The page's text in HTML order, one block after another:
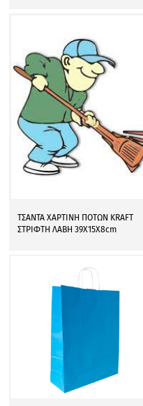
ΤΣΑΝΤΑ ΧΑΡΤΙΝΗ ΠΟΤΩΝ KRAFT
ΣΤΡΙΦΤΗ ΛΑΒΗ 39Χ15Χ8cm